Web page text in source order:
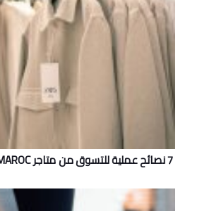
7 نصائح عملية للتسوق من متاجر ZARA MAROC